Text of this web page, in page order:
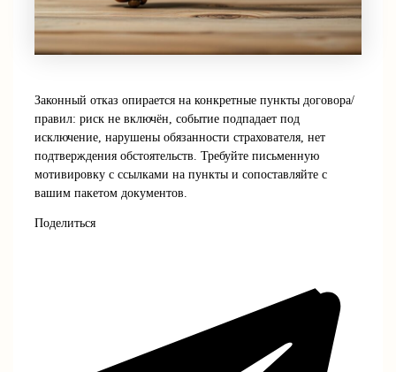
Законный отказ опирается на конкретные пункты договора/
правил: риск не включён, событие подпадает под
исключение, нарушены обязанности страхователя, нет
подтверждения обстоятельств. Требуйте письменную
мотивировку с ссылками на пункты и сопоставляйте с
вашим пакетом документов.
Поделиться